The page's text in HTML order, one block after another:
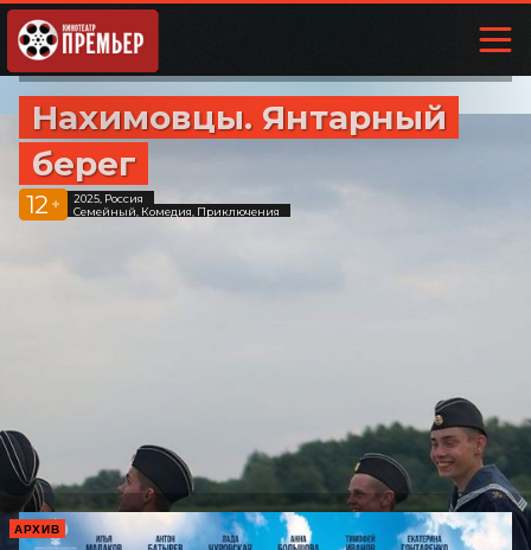
Нахимовцы. Янтарный
берег
12 +
2025, Россия
Семейный, Комедия, Приключения
АРХИВ